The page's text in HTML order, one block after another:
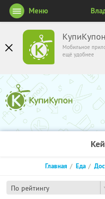
КупиКупон
Мобильное
ещё удобнее
Меню
По рейтингу
Главная Еда